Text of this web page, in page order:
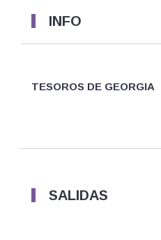
INFO
TESOROS DE GEORGIA
SALIDAS